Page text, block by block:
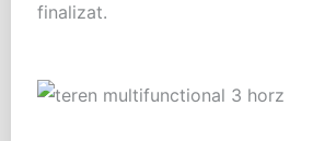
finalizat.